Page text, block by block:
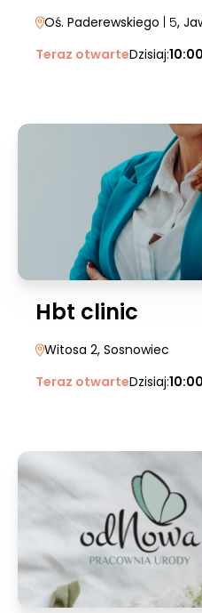
Oś. Paderewskiego | 5,
Teraz otwarteDzisiaj:
Hbt clinic
Witosa 2, Sosnowiec
Teraz otwarteDzisiaj: